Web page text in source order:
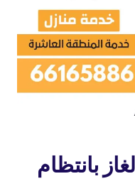
بانتظام